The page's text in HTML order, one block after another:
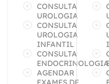
CONSULTA
UROLOGIA
CONSULTA
UROLOGIA
INFANTIL
CONSULTA
ENDOCRINOLOGIA
AGENDAR